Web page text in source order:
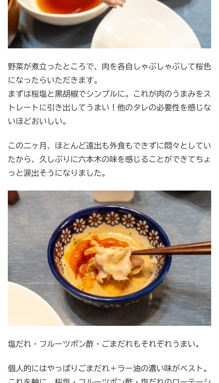
野菜が煮立ったところで、肉を各自しゃぶしゃぶして桜色
になったらいただきます。
まずは桜塩と黒胡椒でシンプルに。これが肉のうまみをス
トレートに引き出してうまい！他のタレの必要性を感じな
いほどおいしい。
この二ヶ月、ほとんど遠出も外食もできずに悶々としてい
たから、久しぶりに六本木の味を感じることができてちょ
っと涙出そうになりました。
塩だれ・フルーツポン酢・ごまだれもそれぞれうまい。
個人的にはやっぱりごまだれ＋ラー油の濃い味がベスト。